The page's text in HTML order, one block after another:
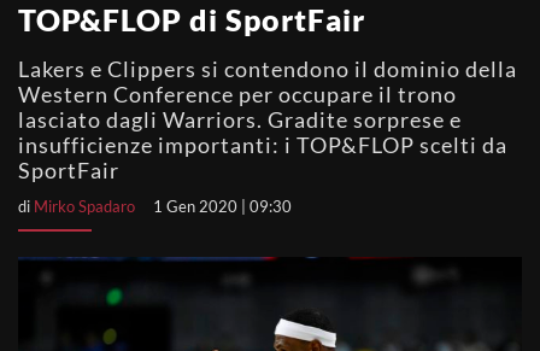
TOP&FLOP di SportFair
Lakers e Clippers si contendono il dominio della
Western Conference per occupare il trono
lasciato dagli Warriors. Gradite sorprese e
insufficienze importanti: i TOP&FLOP scelti da
SportFair
di Mirko Spadaro 1 Gen 2020 | 09:30